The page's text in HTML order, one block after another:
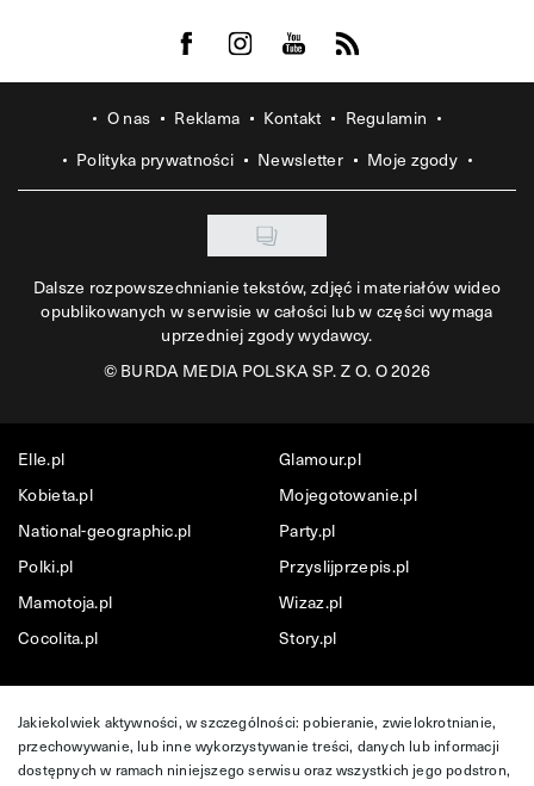
Visit us on Facebook
Visit us on Instagram
Visit us on Youtube
Visit us on Rss
O nas Reklama Kontakt
Regulamin
Polityka prywatności
Newsletter Moje zgody
Dalsze rozpowszechnianie tekstów, zdjęć i materiałów wideo
opublikowanych w serwisie w całości lub w części wymaga
uprzedniej zgody wydawcy.
©BURDA MEDIA POLSKA SP. Z O. O 2026
Elle.pl
Glamour.pl
Kobieta.pl
Mojegotowanie.pl
National-geographic.pl
Party.pl
Polki.pl
Przyslijprzepis.pl
Mamotoja.pl
Wizaz.pl
Cocolita.pl
Story.pl
Jakiekolwiek aktywności, w szczególności: pobieranie, zwielokrotnianie,
przechowywanie, lub inne wykorzystywanie treści, danych lub informacji
dostępnych w ramach niniejszego serwisu oraz wszystkich jego podstron,